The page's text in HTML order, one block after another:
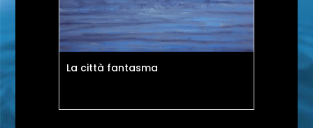
La città fantasma